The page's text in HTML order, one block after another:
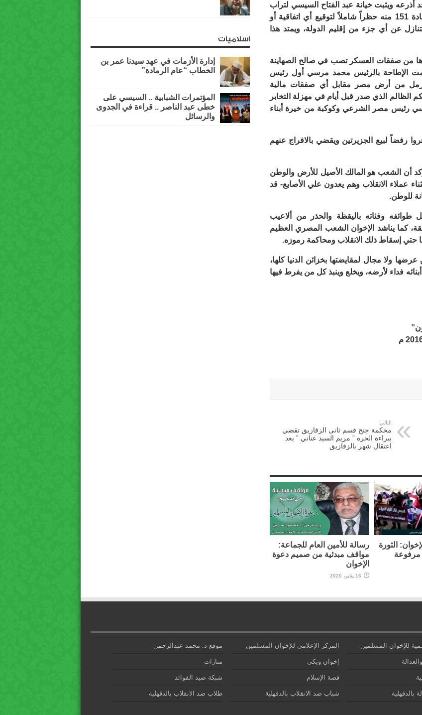
ويثبت خيانة عبد الفتاح السيسي لتراب
الوطن وللدستور الانقلابي ذاته والذي تتضمن المادة 151 منه حظراً شاملاً لتوقيع أي اتفاقية أو
عن أي جزء من إقليم الدولة، ويمتد هذا
من صفقات العسكر تصب في صالح الصهاينة
الإطاحة بالرئيس محمد مرسي أول رئيس
رمل من أرض مصر مقابل أي صفقات مالية
الظالم الذي صدر قبل أيام في مهزلة التخابر
رئيس مصر الشرعي وكوكبة من خيرة أبناء
رفضاً لبيع الجزيرتين ويقضي بالافراج عنهم
أن الشعب هو المالك الأصيل للأرض والوطن
عملاء الانقلاب وهم يعدون علي الأصابع- قد
للوطن.
وفئاته باليقظة والحذر من ألاعيب
كما يناشد الإخوان الشعب المصري العظيم
حتي إسقاط ذلك الانقلاب ومحاكمة رموزه.
ولا مجال لمقايضتها بخزائن الدنيا كلها،
فداء لأرضه، ويخلع وينبذ كل من يفرط فيها
التالي:
محكمة جنح قسم ثانى الزقازيق تقضي
ببراءة الحره ” مريم السيد عناني ” بعد
اعتقال شهر بالزقازيق
الثورة
مرفوعة
رسالة للأمين العام للجماعة:
مواقف مبدئية من صميم دعوة
الإخوان
16 يناير، 2020
اسلاميات
إدارة الأزمات في عهد سيدنا عمر بن
الخطاب “عام الرمادة”
المؤتمرات الشبابية .. السيسي على
خطى عبد الناصر .. قراءة في الجدوى
والرسائل
للإخوان المسلمين المركز الإعلامي للإخوان المسلمين موقع د. محمد عبدالرحمن
إخوان ويكي منارات
قصة الإسلام شبكة صيد الفوائد
بالدقهلية شباب ضد الانقلاب بالدقهلية طلاب ضد الانقلاب بالدقهلية